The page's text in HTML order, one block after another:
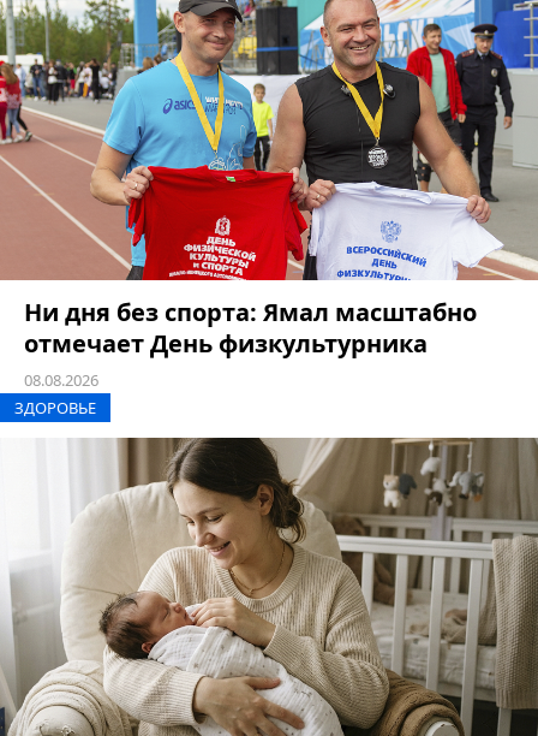
Ни дня без спорта: Ямал масштабно
отмечает День физкультурника
08.08.2026
ЗДОРОВЬЕ